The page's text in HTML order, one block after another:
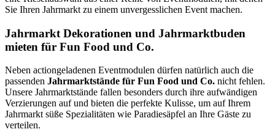
Sie Ihren Jahrmarkt zu einem unvergesslichen Event machen.
Jahrmarkt Dekorationen und Jahrmarktbuden
mieten für Fun Food und Co.
Neben actiongeladenen Eventmodulen dürfen natürlich auch die
passenden Jahrmarktstände für Fun Food und Co. nicht fehlen.
Unsere Jahrmarktstände fallen besonders durch ihre aufwändigen
Verzierungen auf und bieten die perfekte Kulisse, um auf Ihrem
Jahrmarkt süße Spezialitäten wie Paradiesäpfel an Ihre Gäste zu
verteilen.